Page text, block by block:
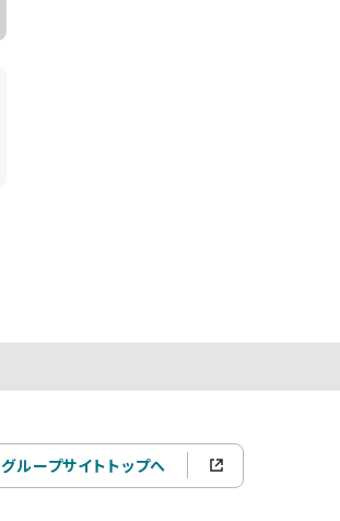
グループサイトトップへ